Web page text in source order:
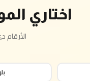
اختاري
الأرقام دي لعرض ١٥٠ سم